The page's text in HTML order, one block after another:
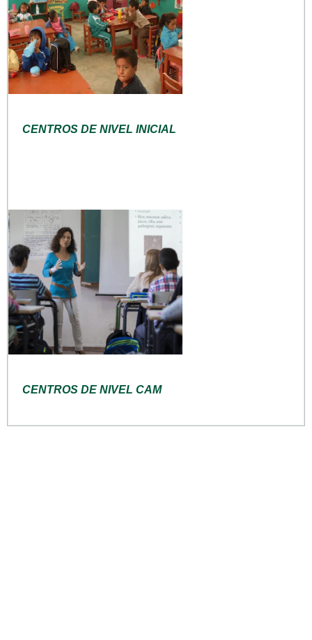
CENTROS DE NIVEL INICIAL
CENTROS DE NIVEL CAM